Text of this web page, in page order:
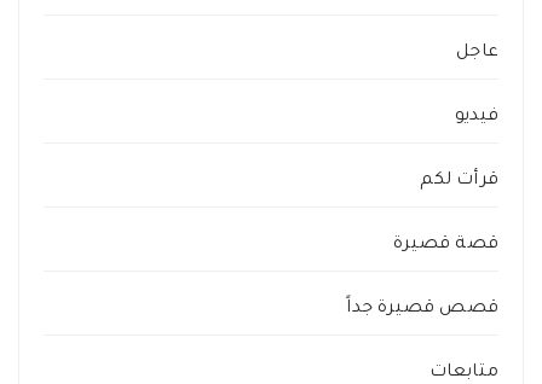
عاجل
فيديو
قرأت لكم
قصة قصيرة
قصص قصيرة جداً
متابعات